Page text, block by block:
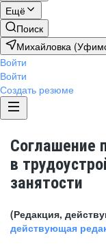
Ещё
Поиск
Михайловка
Войти
Войти
Создать резюме
Соглашение
в
занятости
(Редакция,
действующая